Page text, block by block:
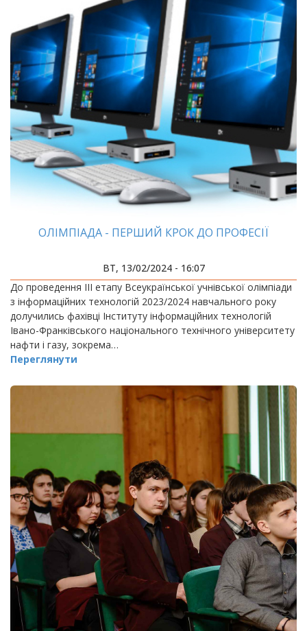
ОЛІМПІАДА - ПЕРШИЙ КРОК ДО ПРОФЕСІЇ
ВТ, 13/02/2024 - 16:07
До проведення ІІІ етапу Всеукраїнської учнівської олімпіади
з інформаційних технологій 2023/2024 навчального року
долучились фахівці Інституту інформаційних технологій
Івано-Франківського національного технічного університету
нафти і газу, зокрема…
Переглянути